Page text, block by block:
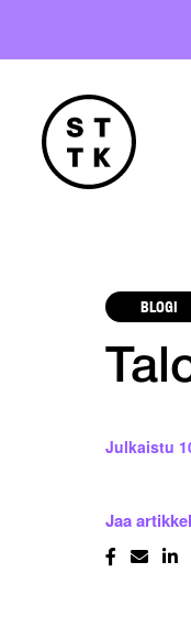
BLOGI
Julkaistu
Jaa